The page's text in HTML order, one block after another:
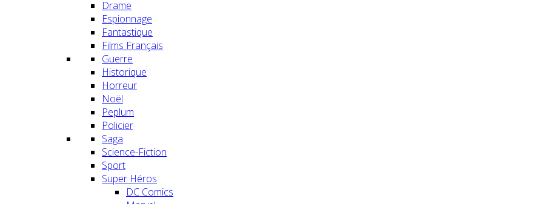
Drame
Espionnage
Fantastique
Films Français
Guerre
Historique
Horreur
Noël
Peplum
Policier
Saga
Science-Fiction
Sport
Super Héros
DC Comics